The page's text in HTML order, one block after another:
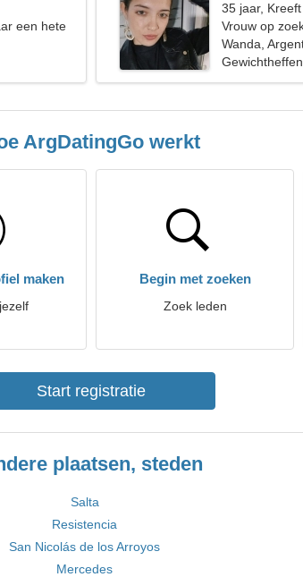
een hete
35 jaar, Kreeft
Vrouw op
Wanda,
ArgDatingGo werkt
maken Begin met zoeken
Zoek leden
Start registratie
plaatsen, steden
Salta
Resistencia
San Nicolás de los Arroyos
Mercedes